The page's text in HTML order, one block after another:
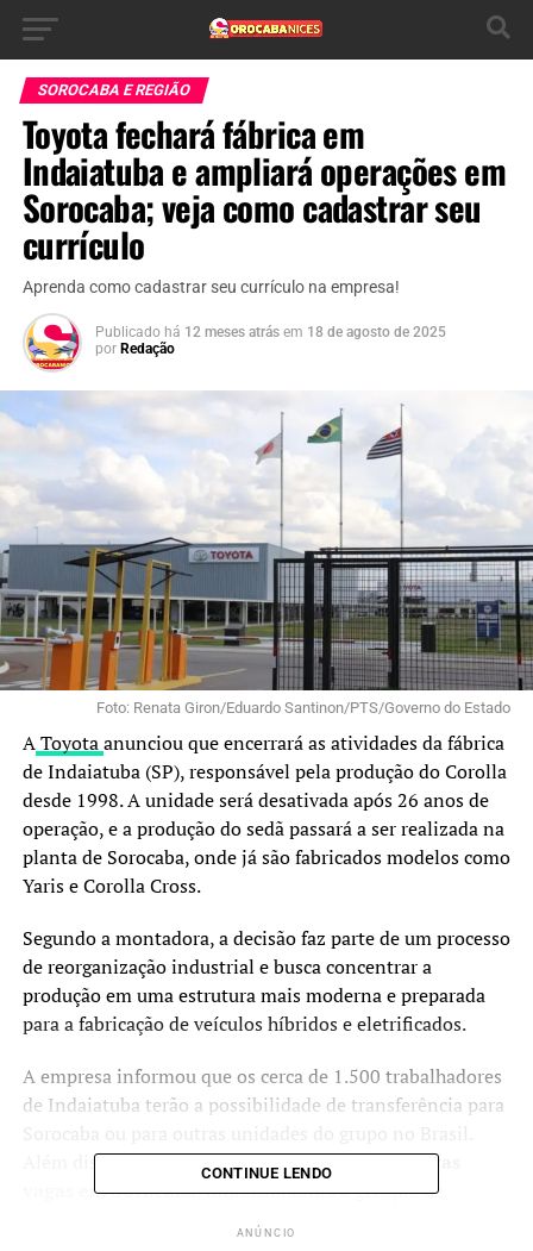
SOROCABA E REGIÃO
Toyota fechará fábrica em
Indaiatuba e ampliará operações em
Sorocaba; veja como cadastrar seu
currículo
Aprenda como cadastrar seu currículo na empresa!
Publicado há 12 meses atrás em 18 de agosto de 2025
por Redação
Foto: Renata Giron/Eduardo Santinon/PTS/Governo do Estado
AToyotaanunciou que encerrará as atividades da fábrica
de Indaiatuba (SP), responsável pela produção do Corolla
desde 1998. A unidade será desativada após 26 anos de
operação, e a produção do sedã passará a ser realizada na
planta de Sorocaba, onde já são fabricados modelos como
Yaris e Corolla Cross.
Segundo a montadora, a decisão faz parte de um processo
de reorganização industrial e busca concentrar a
produção em uma estrutura mais moderna e preparada
para a fabricação de veículos híbridos e eletrificados.
A empresa informou que os cerca de 1.500 trabalhadores
de Indaiatuba terão a possibilidade de transferência para
Além disso, há expectativa para acriação de novas
vagas em Sorocaba, impulsionando a geração de
CONTINUE LENDO
ANÚNCIO